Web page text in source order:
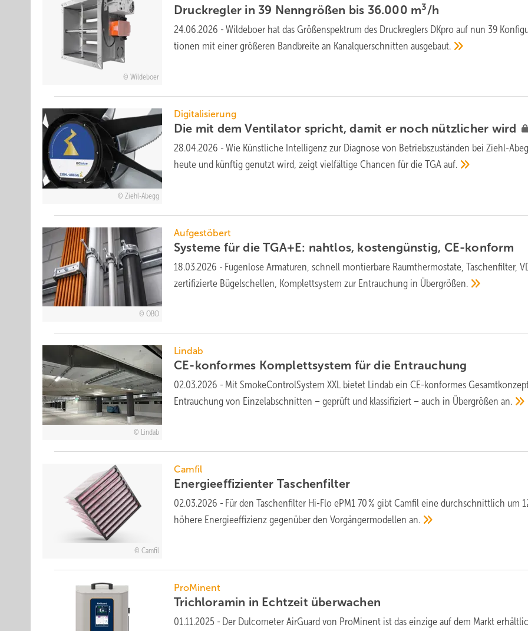
Wildeboer
Druckregler in 39 Nenngrößen bis 36.000 m3/h
24.06.2026 - Wildeboer hat das Größen­spek­trum des Druck­reglers DKpro auf nun 39
tionen mit einer grö­ße­ren Band­breite an Kanal­quer­schnittenaus­gebaut.
Ziehl-Abegg
Digitalisierung
Die mit dem Ventilator spricht, damit er noch nützlicher wird
28.04.2026 - Wie Künstliche Intelligenz zur Diagnose von Betriebs­zu­ständen bei Ziehl-
heute und künftig ge­nutzt wird, zeigt viel­fäl­tige Chancen für die TGAauf.
OBO
Aufgestöbert
Systeme für die TGA+E: naht­los, kos­ten­güns­tig, CE-kon­form
18.03.2026 - Fugenlose Armaturen, schnell montierbare Raumthermostate, Taschenfilter,
zertifizierte Bügelschellen, Komplettsystem zur Entrauchung in Übergrößen.
Lindab
Lindab
CE-konformes Komplettsystem für die Entrauchung
02.03.2026 - Mit SmokeControlSystem XXL bietet Lindab ein CE-konformes
Entrauchung von Einzelabschnitten – geprüft und klassifiziert – auch in Übergrößenan.
Camfil
Camfil
Energieeffizienter Taschenfilter
02.03.2026 - Für den Taschenfilter Hi-Flo ePM1 70 % gibt Camfil eine durch­schnittlich um
höhere Energie­effizienz gegen­über den Vor­gänger­mo­dellenan.
ProMinent
Trichloramin in Echtzeit überwachen
01.11.2025 - Der Dulcometer AirGuard von ProMinent ist das einzige auf dem Markt